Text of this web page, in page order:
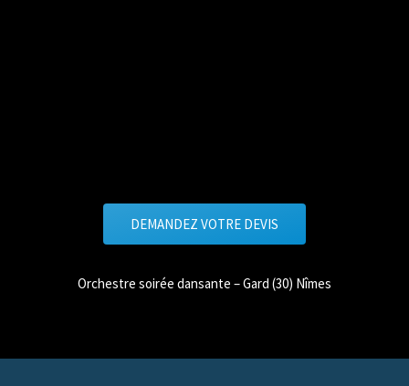
DEMANDEZ VOTRE DEVIS
Orchestre soirée dansante – Gard (30) Nîmes